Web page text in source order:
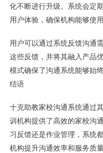
化不断进行升级。系统会定
用户体验，确保机构能够使
用户可以通过系统反馈沟通
这些反馈，并将其融入产品
模式确保了沟通系统能够始
结语
十克助教家校沟通系统通过
训机构提供了高效的家校沟
习反馈还是作业管理，系统
机构提升沟通效率和服务质量